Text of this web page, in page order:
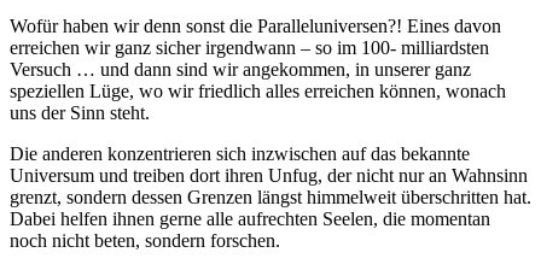
Wofür haben wir denn sonst die Paralleluniversen?! Eines davon
erreichen wir ganz sicher irgendwann – so im 100- milliardsten
Versuch … und dann sind wir angekommen, in unserer ganz
speziellen Lüge, wo wir friedlich alles erreichen können, wonach
uns der Sinn steht.
Die anderen konzentrieren sich inzwischen auf das bekannte
Universum und treiben dort ihren Unfug, der nicht nur an Wahnsinn
grenzt, sondern dessen Grenzen längst himmelweit überschritten hat.
Dabei helfen ihnen gerne alle aufrechten Seelen, die momentan
noch nicht beten, sondern forschen.